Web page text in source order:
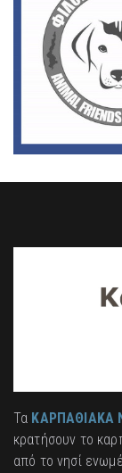
Τα ΚΑΡΠΑΘΙΑΚΑ
κρατήσουν το
από το νησί